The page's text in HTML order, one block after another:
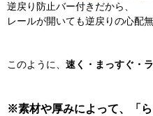
逆戻り防止バー付きだから、
レールが開いても逆戻りの心配
このように、 速く・まっすぐ・
※素材や厚みによって、「